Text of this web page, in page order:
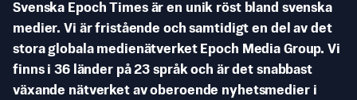
Svenska Epoch Times är en unik röst bland svenska
medier. Vi är fristående och samtidigt en del av det
stora globala medienätverket Epoch Media Group. Vi
finns i 36 länder på 23 språk och är det snabbast
växande nätverket av oberoende nyhetsmedier i